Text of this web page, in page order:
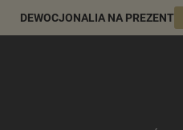
DEWOCJONALIA NA PREZENT